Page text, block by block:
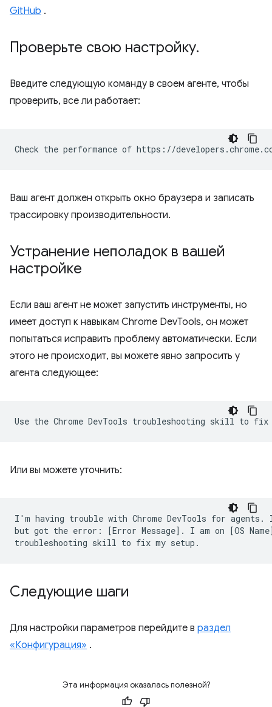
GitHub .
Проверьте свою настройку.
Введите следующую команду в своем агенте, чтобы
проверить, все ли работает:
Ваш агент должен открыть окно браузера и записать
трассировку производительности.
Устранение неполадок в вашей
настройке
Если ваш агент не может запустить инструменты, но
имеет доступ к навыкам Chrome DevTools, он может
попытаться исправить проблему автоматически. Если
этого не происходит, вы можете явно запросить у
агента следующее:
Или вы можете уточнить:
I'm having trouble with Chrome DevTools for
but got the error: [Error Message]. I am on [OS
Следующие шаги
Для настройки параметров перейдите в раздел
«Конфигурация» .
Эта информация оказалась полезной?